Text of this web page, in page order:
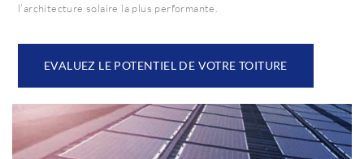
l’architecture solaire la plus performante.
EVALUEZ LE POTENTIEL DE VOTRE TOITURE